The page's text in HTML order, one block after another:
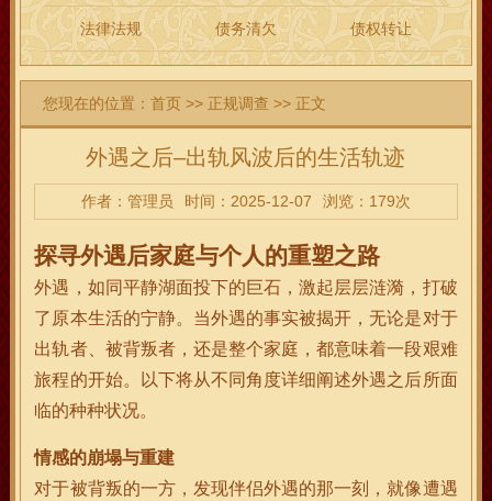
法律法规 债务清欠 债权转让
您现在的位置：首页 >> 正规调查 >> 正文
外遇之后–出轨风波后的生活轨迹
作者：管理员 时间：2025-12-07 浏览：179次
探寻外遇后家庭与个人的重塑之路
外遇，如同平静湖面投下的巨石，激起层层涟漪，打破
了原本生活的宁静。当外遇的事实被揭开，无论是对于
出轨者、被背叛者，还是整个家庭，都意味着一段艰难
旅程的开始。以下将从不同角度详细阐述外遇之后所面
临的种种状况。
情感的崩塌与重建
对于被背叛的一方，发现伴侣外遇的那一刻，就像遭遇